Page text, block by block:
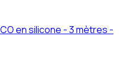
en silicone - 3 mètres -